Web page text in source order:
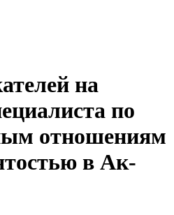
на
по
отношениям
в Ак-